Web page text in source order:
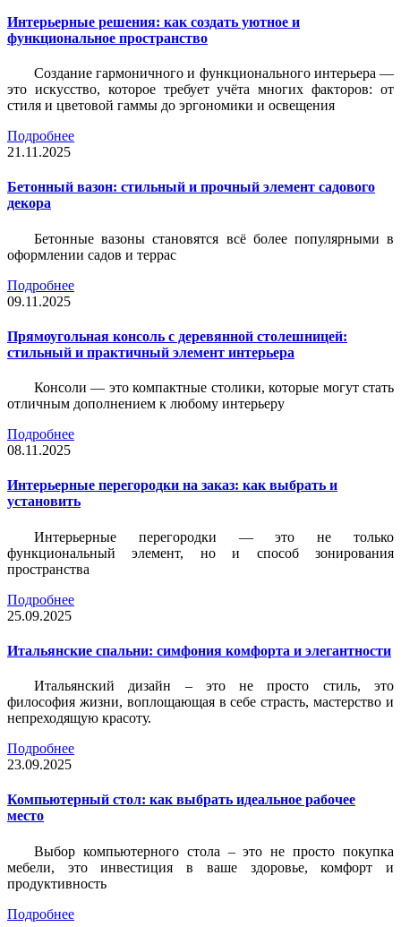
Интерьерные решения: как создать уютное и
функциональное пространство
Создание гармоничного и функционального интерьера —
это искусство, которое требует учёта многих факторов: от
стиля и цветовой гаммы до эргономики и освещения
Подробнее
21.11.2025
Бетонный вазон: стильный и прочный элемент садового
декора
Бетонные вазоны становятся всё более популярными в
оформлении садов и террас
Подробнее
09.11.2025
Прямоугольная консоль с деревянной столешницей:
стильный и практичный элемент интерьера
Консоли — это компактные столики, которые могут стать
отличным дополнением к любому интерьеру
Подробнее
08.11.2025
Интерьерные перегородки на заказ: как выбрать и
установить
Интерьерные перегородки — это не только
функциональный элемент, но и способ зонирования
пространства
Подробнее
25.09.2025
Итальянские спальни: симфония комфорта и элегантности
Итальянский дизайн – это не просто стиль, это
философия жизни, воплощающая в себе страсть, мастерство и
непреходящую красоту.
Подробнее
23.09.2025
Компьютерный стол: как выбрать идеальное рабочее
место
Выбор компьютерного стола – это не просто покупка
мебели, это инвестиция в ваше здоровье, комфорт и
продуктивность
Подробнее